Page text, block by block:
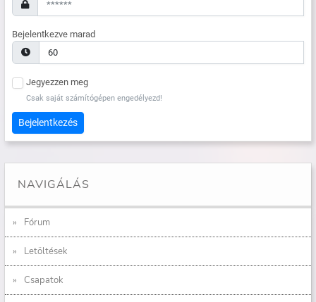
Bejelentkezve marad
Jegyezzen meg
Csak saját számítógépen engedélyezd!
Bejelentkezés
NAVIGÁLÁS
Fórum
Letöltések
Csapatok